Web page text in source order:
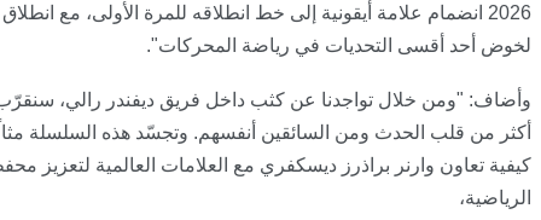
2026 انضمام علامة أيقونية إلى خط انطلاقه للمرة الأولى، مع
لخوض أحد أقسى التحديات في رياضة المحركات".
وأضاف: "ومن خلال تواجدنا عن كثب داخل فريق ديفندر رالي،
أكثر من قلب الحدث ومن السائقين أنفسهم. وتجسّد هذه السلسلة
كيفية تعاون وارنر براذرز ديسكفري مع العلامات العالمية لتعزيز
الرياضية،